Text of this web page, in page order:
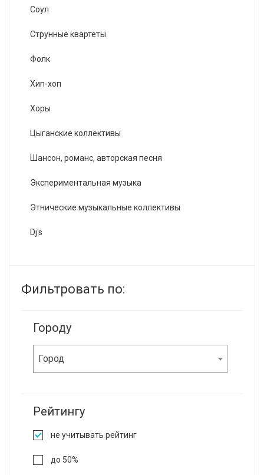
Соул
Струнные квартеты
Фолк
Хип-хоп
Хоры
Цыганские коллективы
Шансон, романс, авторская песня
Экспериментальная музыка
Этнические музыкальные коллективы
Dj's
Фильтровать по:
Городу
Город
Рейтингу
не учитывать рейтинг
до 50%